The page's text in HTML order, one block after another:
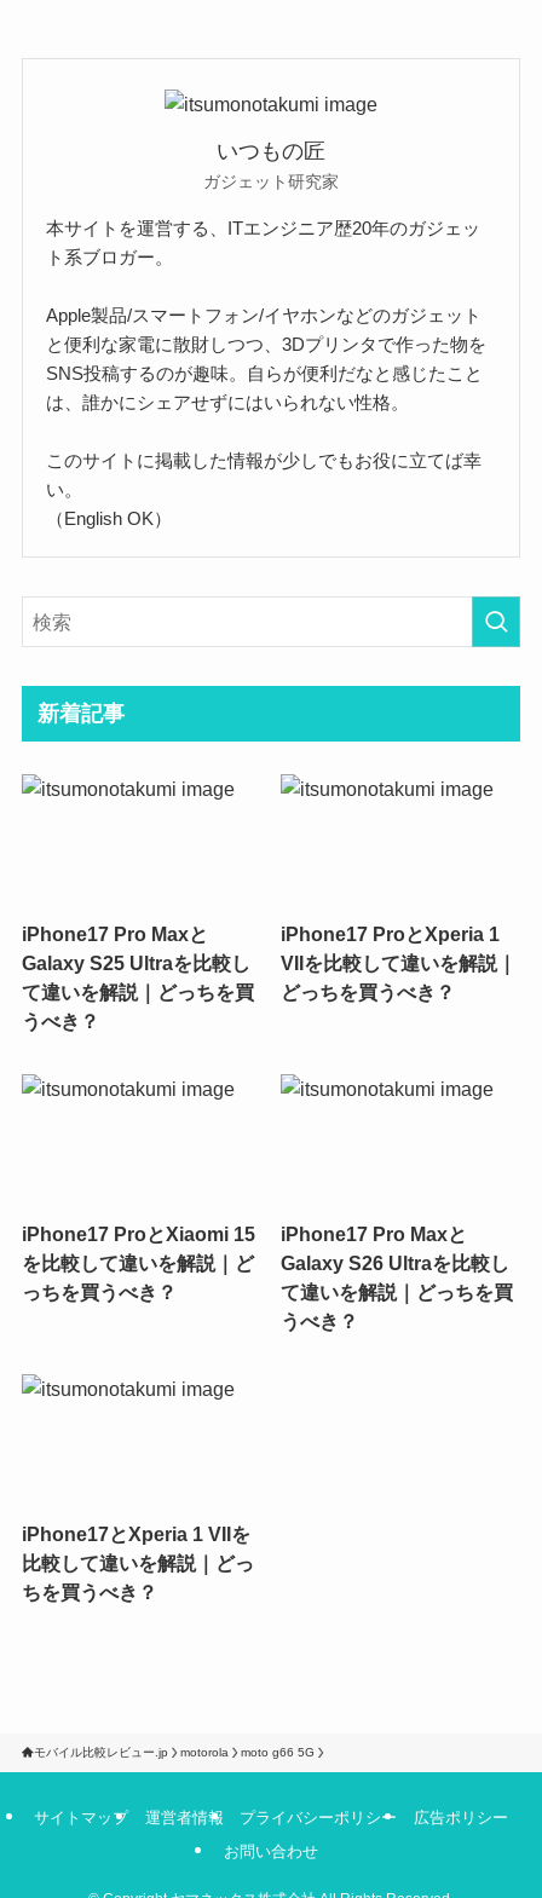
いつもの匠
ガジェット研究家
本サイトを運営する、ITエンジニア歴20年のガジェッ
ト系ブロガー。
Apple製品/スマートフォン/イヤホンなどのガジェット
と便利な家電に散財しつつ、3Dプリンタで作った物を
SNS投稿するのが趣味。自らが便利だなと感じたこと
は、誰かにシェアせずにはいられない性格。
このサイトに掲載した情報が少しでもお役に立てば幸
い。
（English OK）
新着記事
iPhone17 Pro Maxと
Galaxy S25 Ultraを比較し
て違いを解説｜どっちを買
うべき？
iPhone17 ProとXperia 1
VIIを比較して違いを解説｜
どっちを買うべき？
iPhone17 ProとXiaomi 15
を比較して違いを解説｜ど
っちを買うべき？
iPhone17 Pro Maxと
Galaxy S26 Ultraを比較し
て違いを解説｜どっちを買
うべき？
iPhone17とXperia 1 VIIを
比較して違いを解説｜どっ
ちを買うべき？
モバイル比較レビュー.jp motorola moto g66 5G
サイトマップ 運営者情報 プライバシーポリシー
広告ポリシー
お問い合わせ